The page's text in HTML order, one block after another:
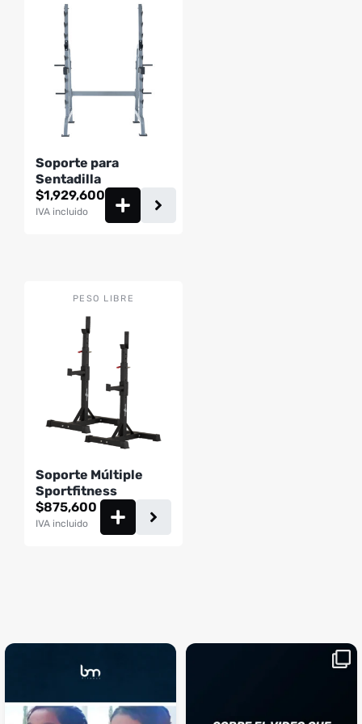
Soporte para
Sentadilla
$1,929,600
IVA incluido
PESO LIBRE
Soporte Múltiple
Sportfitness
$875,600
IVA incluido
...
4 2